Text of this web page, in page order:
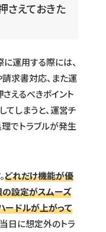
さえておきた
運用する際には、
求書対応、また運
えるべきポイント
てしまうと、運営チ
でトラブルが発生
どれだけ機能が優
の設定がスムーズ
ードルが上がって
日に想定外のトラ